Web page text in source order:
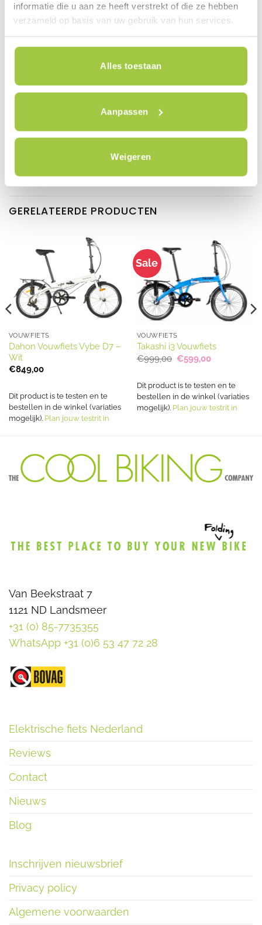
informatie die u aan ze heeft verstrekt of die ze hebben
verzameld op basis van uw gebruik van hun services.
Alles toestaan
Aanpassen
Weigeren
Pluspunten:
Comfortabele en sportieve rijeigenschappen
Snel en compact op te vouwen
Hoogwaardige afwerking
Ideaal voor woon-werkverkeer en reizen
Exclusieve uitstraling
GERELATEERDE PRODUCTEN
VOUWFIETS
Dahon Vouwfiets Vybe D7 –
Wit
€849,00
Dit product is te testen en te
bestellen in de winkel (variaties
mogelijk). Plan jouw testrit in
Sale
VOUWFIETS
Takashi i3 Vouwfiets
€999,00 Oorspronkelijke
prijs
€999,00.
€599,00Huidige
€599,00.
Dit product is te testen en te
bestellen in de winkel (variaties
mogelijk). Plan jouw testrit in
Van Beekstraat 7
1121 ND Landsmeer
+31 (0) 85-7735355
WhatsApp +31 (0)6 53 47 72 28
Elektrische fiets Nederland
Reviews
Contact
Nieuws
Blog
Inschrijven nieuwsbrief
Privacy policy
Algemene voorwaarden